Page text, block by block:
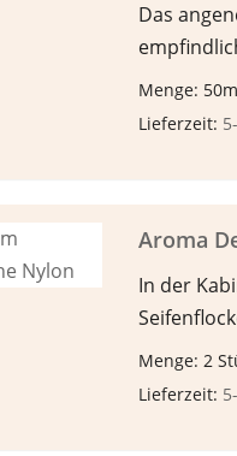
Das
Menge:
Lieferzeit:
Aroma
In der
Menge: 2
Lieferzeit: